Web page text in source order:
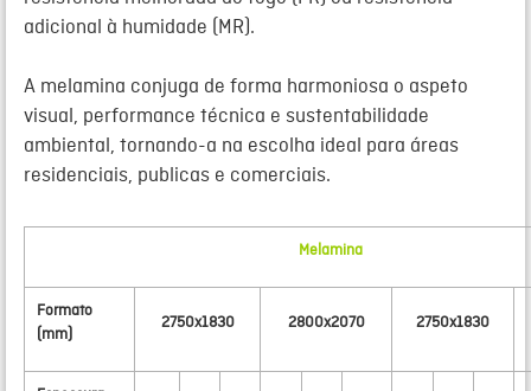
adicional à humidade (MR).
A melamina conjuga de forma harmoniosa o aspeto
visual, performance técnica e sustentabilidade
ambiental, tornando-a na escolha ideal para áreas
residenciais, publicas e comerciais.
Melamina
Formato
(mm)
2750x1830 2800x2070 2750x1830